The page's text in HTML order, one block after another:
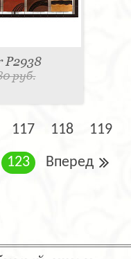
P2938
руб.
117 118 119
123 Вперед